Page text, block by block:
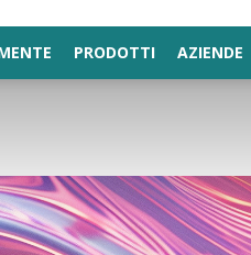
PRODOTTI AZIENDE